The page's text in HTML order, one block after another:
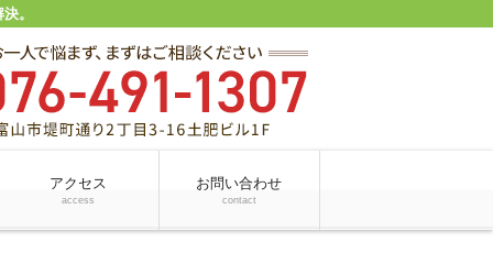
。
アクセス
access
お問い合わせ
contact